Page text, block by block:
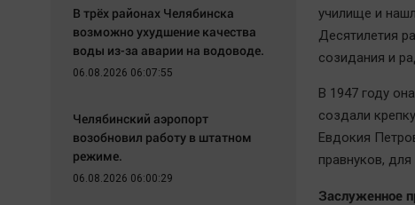
училище и
Десятилетия
созидания и
В 1947 году
создали
Евдокия
правнуков,
Заслуженное
В трёх районах Челябинска
возможно ухудшение качества
воды из-за аварии на водоводе.
06.08.2026 06:07:55
Челябинский аэропорт
возобновил работу в штатном
режиме.
06.08.2026 06:00:29